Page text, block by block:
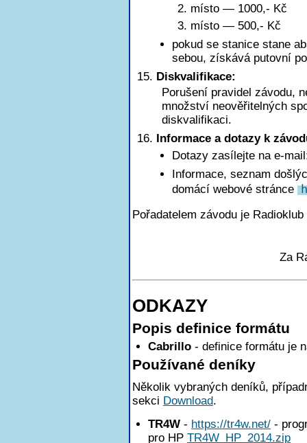
2. místo — 1000,- Kč
3. místo — 500,- Kč
pokud se stanice stane
sebou, získává putovní
Diskvalifikace:
Porušení pravidel závodu,
množství neověřitelných
diskvalifikaci.
Informace a dotazy k
Dotazy zasílejte na e-
Informace, seznam
domácí webové stránce
Pořadatelem závodu je
Za
ODKAZY
Popis definice formátu
Cabrillo - definice formátu je
Používané deníky
Několik vybraných deníků,
sekci Download.
TR4W - https://tr4w.net/ -
pro HP TR4W_HP_2014.zip